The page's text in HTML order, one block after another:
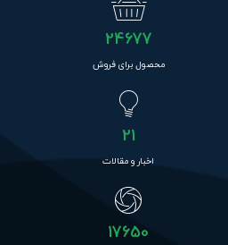
24677
محصول برای فروش
21
اخبار و مقالات
17650